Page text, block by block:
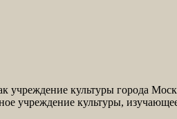
культуры города
учреждение культуры,